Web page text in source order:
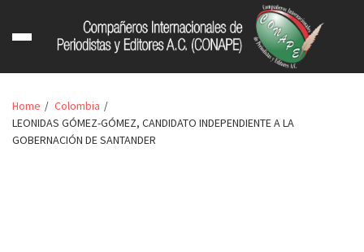
Home
Colombia
LEONIDAS GÓMEZ-GÓMEZ, CANDIDATO INDEPENDIENTE A LA
GOBERNACIÓN DE SANTANDER